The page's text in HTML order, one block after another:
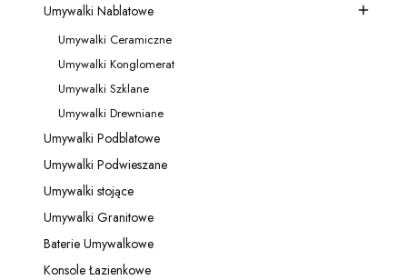
Kategoria - Umywalki Nablatowe
Umywalki Nablatowe
Kategoria - Umywalki Ceramiczne
Umywalki Ceramiczne
Kategoria - Umywalki Konglomerat
Umywalki Konglomerat
Kategoria - Umywalki Szklane
Umywalki Szklane
Kategoria - Umywalki Drewniane
Umywalki Drewniane
Kategoria - Umywalki Podblatowe
Umywalki Podblatowe
Kategoria - Umywalki Podwieszane
Umywalki Podwieszane
Kategoria - Umywalki stojące
Umywalki stojące
Kategoria - Umywalki Granitowe
Umywalki Granitowe
Kategoria - Baterie Umywalkowe
Baterie Umywalkowe
Konsole Łazienkowe